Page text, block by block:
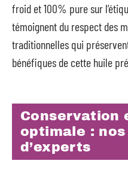
froid et 100% pure sur
témoignent du respect des
traditionnelles qui
bénéfiques de cette huile
Conservation
optimale :
d’experts